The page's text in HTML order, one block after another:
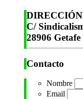
DIRECCIÓN
C/
28906
Contacto
Nombre
Email